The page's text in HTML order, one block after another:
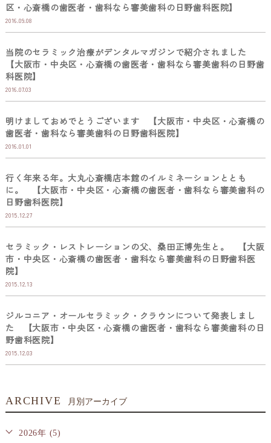
区・心斎橋の歯医者・歯科なら審美歯科の日野歯科医院】
2016.09.08
当院のセラミック治療がデンタルマガジンで紹介されました
【大阪市・中央区・心斎橋の歯医者・歯科なら審美歯科の日野歯
科医院】
2016.07.03
明けましておめでとうございます 【大阪市・中央区・心斎橋の
歯医者・歯科なら審美歯科の日野歯科医院】
2016.01.01
行く年来る年。大丸心斎橋店本館のイルミネーションととも
に。 【大阪市・中央区・心斎橋の歯医者・歯科なら審美歯科の
日野歯科医院】
2015.12.27
セラミック・レストレーションの父、桑田正博先生と。 【大阪
市・中央区・心斎橋の歯医者・歯科なら審美歯科の日野歯科医
院】
2015.12.13
ジルコニア・オールセラミック・クラウンについて発表しまし
た 【大阪市・中央区・心斎橋の歯医者・歯科なら審美歯科の日
野歯科医院】
2015.12.03
ARCHIVE 月別アーカイブ
2026年 (5)